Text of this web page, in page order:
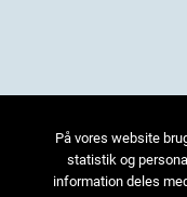
På vores website
statistik og
information deles